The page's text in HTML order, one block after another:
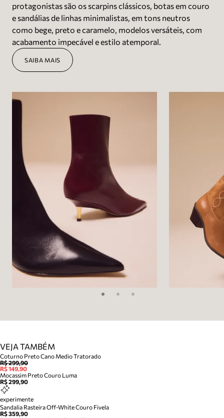
protagonistas são os scarpins clássicos, botas em couro
e sandálias de linhas minimalistas, em tons neutros
como bege, preto e caramelo, modelos versáteis, com
acabamento impecável e estilo atemporal.
SAIBA MAIS
VEJA TAMBÉM
Coturno Preto Cano Medio Tratorado
R$ 299,90
R$ 149,90
Mocassim Preto Couro Luma
R$ 299,90
experimente
Sandalia Rasteira Off-White Couro Fivela
R$ 359,90